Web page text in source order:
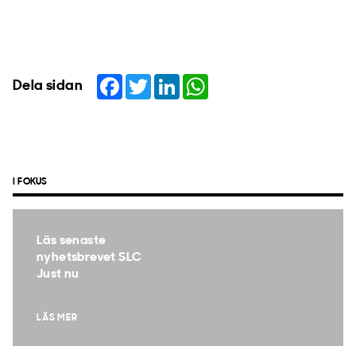
Dela sidan Facebook
TwitterLinkedIn
I FOKUS
Läs senaste
nyhetsbrevet SLC
Just nu
LÄS MER